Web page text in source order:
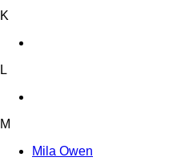
K
L
M
Mila Owen